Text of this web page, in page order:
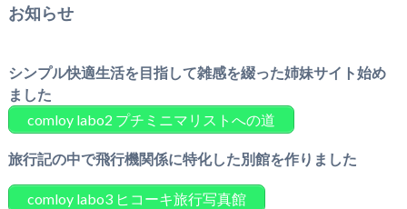
お知らせ
シンプル快適生活を目指して雑感を綴った姉妹サイト始め
ました
comloy labo2 プチミニマリストへの道
旅行記の中で飛行機関係に特化した別館を作りました
comloy labo3 ヒコーキ旅行写真館